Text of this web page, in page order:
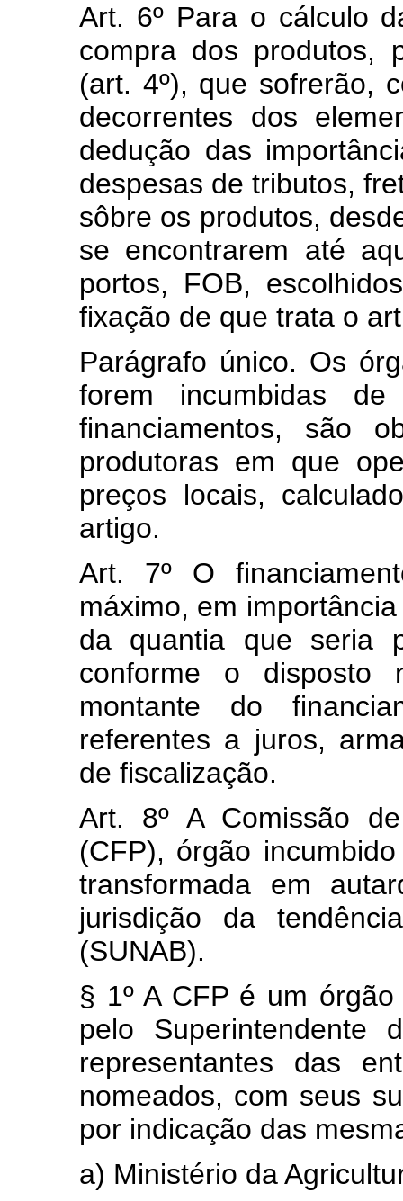
Art. 6º Para o cálculo
compra dos produtos,
(art. 4º), que sofrerão,
decorrentes dos
dedução das
despesas de tributos,
sôbre os produtos,
se encontrarem até
portos, FOB,
fixação de que trata o
Parágrafo único. Os
forem incumbidas
financiamentos, são
produtoras em que
preços locais,
artigo.
Art. 7º O
máximo, em
da quantia que seria
conforme o
montante do
referentes a juros,
de fiscalização.
Art. 8º A Comissão
(CFP), órgão
transformada em
jurisdição da
(SUNAB).
§ 1º A CFP é um
pelo Superintendente
representantes das
nomeados, com seus
por indicação das
a) Ministério da